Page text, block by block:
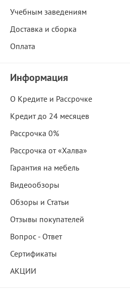
Учебным заведениям
Доставка и сборка
Оплата
Информация
О Кредите и Рассрочке
Кредит до 24 месяцев
Рассрочка 0%
Рассрочка от «Халва»
Гарантия на мебель
Видеообзоры
Обзоры и Статьи
Отзывы покупателей
Вопрос - Ответ
Сертификаты
АКЦИИ